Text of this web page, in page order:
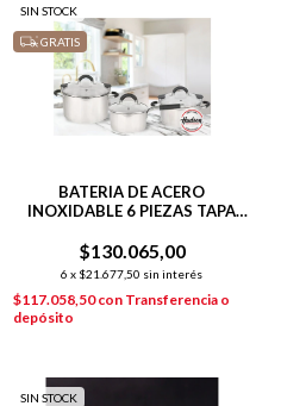
SIN STOCK
GRATIS
BATERIA DE ACERO
INOXIDABLE 6 PIEZAS TAPA
$130.065,00
6 x $21.677,50 sin interés
$117.058,50con Transferencia o
depósito
SIN STOCK